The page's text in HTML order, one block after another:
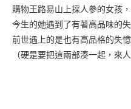
購物王路易山上採人參的女孩
今生的她遇到了有著高品味的
前世遇上的是也有高品格的失
（硬是要把這兩部湊一起，來